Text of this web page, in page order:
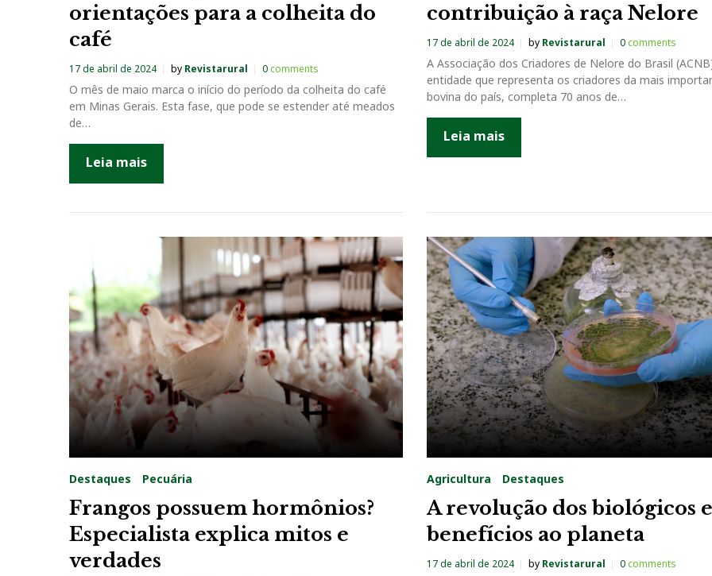
orientações para a colheita do
café
17 de abril de 2024 by Revistarural 0comments
O mês de maio marca o início do período da colheita do café
em Minas Gerais. Esta fase, que pode se estender até meados
de…
Leia mais
contribuição à raça Nelore
17 de abril de 2024 by Revistarural 0comments
A Associação dos Criadores de Nelore do Brasil
entidade que representa os criadores da mais
bovina do país, completa 70 anos de…
Leia mais
Destaques Pecuária
Frangos possuem hormônios?
Especialista explica mitos e
verdades
Agricultura Destaques
A revolução dos biológicos
benefícios ao planeta
17 de abril de 2024 by Revistarural 0comments